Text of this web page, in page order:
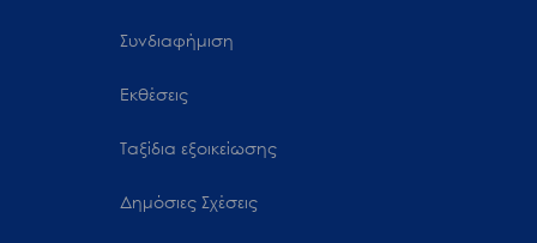
Συνδιαφήμιση
Εκθέσεις
Ταξίδια εξοικείωσης
Δημόσιες Σχέσεις